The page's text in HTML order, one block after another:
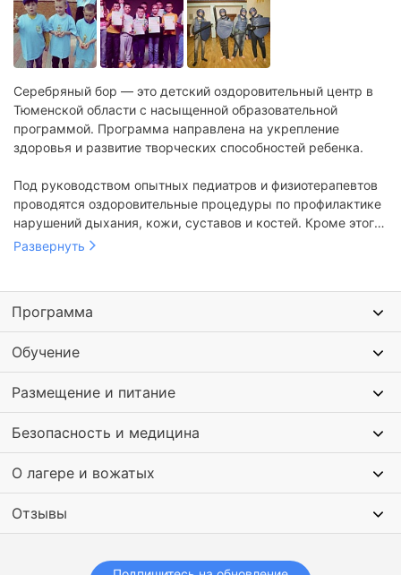
Серебряный бор — это детский оздоровительный центр в
Тюменской области с насыщенной образовательной
программой. Программа направлена на укрепление
здоровья и развитие творческих способностей ребенка.
Под руководством опытных педиатров и физиотерапевтов
проводятся оздоровительные процедуры по профилактике
нарушений дыхания, кожи, суставов и костей. Кроме этого
организованы творческие мастерские по различным
Развернуть
Программа
Обучение
Размещение и питание
Безопасность и медицина
О лагере и вожатых
Отзывы